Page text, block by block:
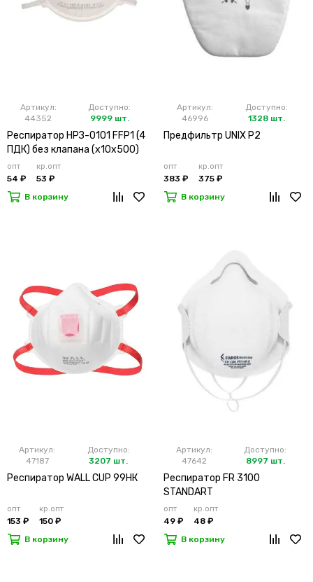
Артикул:
44352
Доступно:
9999 шт.
Респиратор НРЗ-0101 FFP1 (4
ПДК) без клапана (х10х500)
опт
54 ₽
кр.опт
53 ₽
В корзину
Артикул:
46996
Доступно:
1328 шт.
Предфильтр UNIX P2
опт
383 ₽
кр.опт
375 ₽
В корзину
Артикул:
47187
Доступно:
3207 шт.
Респиратор WALL CUP 99HК
опт
153 ₽
кр.опт
150 ₽
В корзину
Артикул:
47642
Доступно:
8997 шт.
Респиратор FR 3100
STANDART
опт
49 ₽
кр.опт
48 ₽
В корзину